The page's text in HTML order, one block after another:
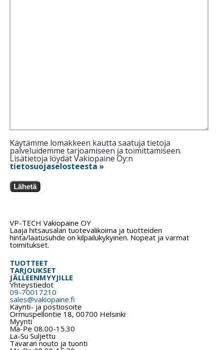
Käytämme lomakkeen kautta saatuja tietoja
palveluidemme tarjoamiseen ja toimittamiseen.
Lisätietoja löydät Vakiopaine Oy:n
tietosuojaselosteesta »
Lähetä
VP-TECH Vakiopaine OY
Laaja hitsausalan tuotevalikoima ja tuotteiden
hinta/laatusuhde on kilpailukykyinen. Nopeat ja varmat
toimitukset.
TUOTTEET
TARJOUKSET
JÄLLEENMYYJILLE
Yhteystiedot
09-70017210
sales@vakiopaine.fi
Käynti- ja postiosoite
Ormuspellontie 18, 00700 Helsinki
Myynti
Ma-Pe 08.00-15.30
La-Su Suljettu
Tavaran nouto ja tuonti